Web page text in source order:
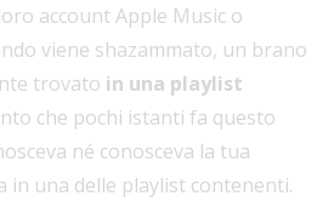
account Apple Music o
viene shazammato, un brano
trovato in una playlist
che pochi istanti fa questo
né conosceva la tua
in una delle playlist contenenti.